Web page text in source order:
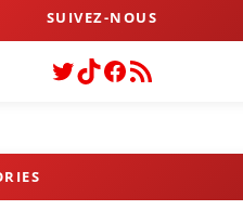
Twitter
TikTok
Facebook
Flux RSS